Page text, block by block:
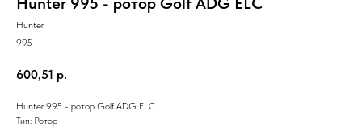
Hunter
995
600,51 р.
Hunter 995 - ротор Golf ADG ELC
Тип: Ротор